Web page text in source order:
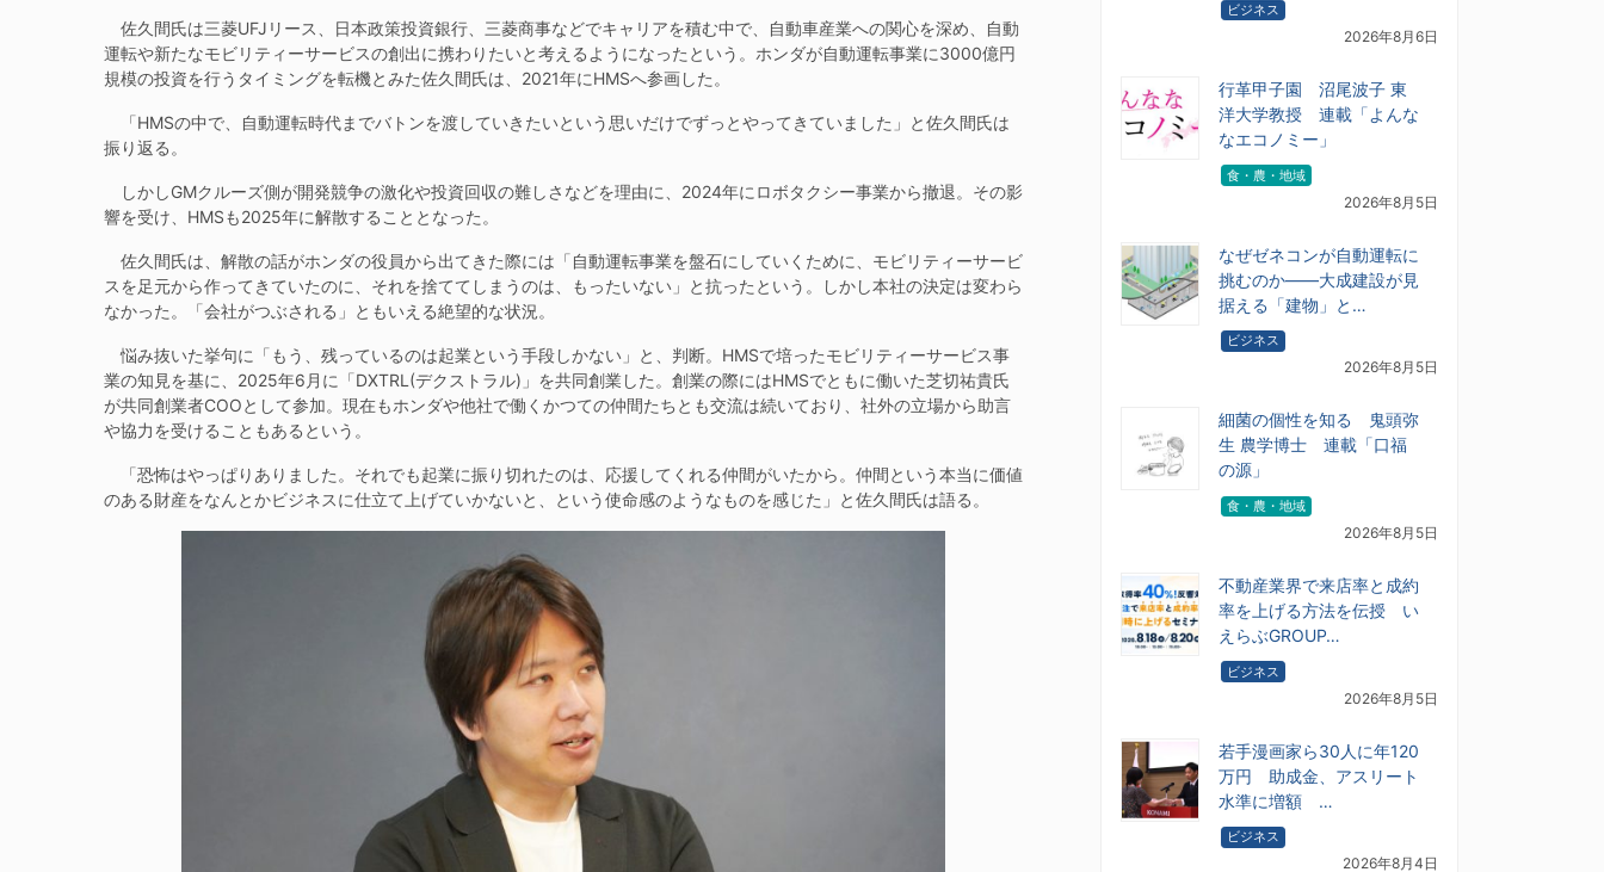
佐久間氏は三菱UFJリース、日本政策投資銀行、三菱商事などでキャリアを積む中で、自動車産業への関心を深め、自動
運転や新たなモビリティーサービスの創出に携わりたいと考えるようになったという。ホンダが自動運転事業に3000億円
規模の投資を行うタイミングを転機とみた佐久間氏は、2021年にHMSへ参画した。
「HMSの中で、自動運転時代までバトンを渡していきたいという思いだけでずっとやってきていました」と佐久間氏は
振り返る。
しかしGMクルーズ側が開発競争の激化や投資回収の難しさなどを理由に、2024年にロボタクシー事業から撤退。その影
響を受け、HMSも2025年に解散することとなった。
佐久間氏は、解散の話がホンダの役員から出てきた際には「自動運転事業を盤石にしていくために、モビリティーサービ
スを足元から作ってきていたのに、それを捨ててしまうのは、もったいない」と抗ったという。しかし本社の決定は変わら
なかった。「会社がつぶされる」ともいえる絶望的な状況。
悩み抜いた挙句に「もう、残っているのは起業という手段しかない」と、判断。HMSで培ったモビリティーサービス事
業の知見を基に、2025年6月に「DXTRL(デクストラル)」を共同創業した。創業の際にはHMSでともに働いた芝切祐貴氏
が共同創業者COOとして参加。現在もホンダや他社で働くかつての仲間たちとも交流は続いており、社外の立場から助言
や協力を受けることもあるという。
「恐怖はやっぱりありました。それでも起業に振り切れたのは、応援してくれる仲間がいたから。仲間という本当に価値
のある財産をなんとかビジネスに仕立て上げていかないと、という使命感のようなものを感じた」と佐久間氏は語る。
ビジネス
2026年8月6日
行革甲子園 沼尾波子 東
洋大学教授 連載「よんな
なエコノミー」
食・農・地域
2026年8月5日
なぜゼネコンが自動運転に
挑むのか――大成建設が見
据える「建物」と…
ビジネス
2026年8月5日
細菌の個性を知る 鬼頭弥
生 農学博士 連載「口福
の源」
食・農・地域
2026年8月5日
不動産業界で来店率と成約
率を上げる方法を伝授 い
えらぶGROUP…
ビジネス
2026年8月5日
若手漫画家ら30人に年120
万円 助成金、アスリート
水準に増額 …
ビジネス
2026年8月4日